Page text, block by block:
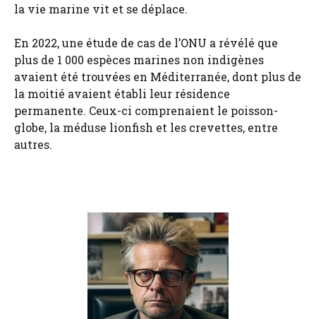
la vie marine vit et se déplace.
En 2022, une étude de cas de l’ONU a révélé que
plus de 1 000 espèces marines non indigènes
avaient été trouvées en Méditerranée, dont plus de
la moitié avaient établi leur résidence
permanente. Ceux-ci comprenaient le poisson-
globe, la méduse lionfish et les crevettes, entre
autres.